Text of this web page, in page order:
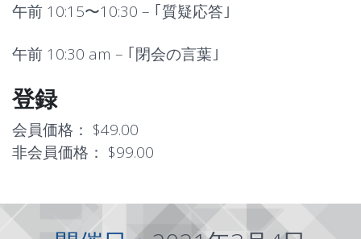
午前 10:15〜10:30 – ｢質疑応答｣
午前 10:30 am – ｢閉会の言葉｣
登録
会員価格： $49.00
非会員価格： $99.00